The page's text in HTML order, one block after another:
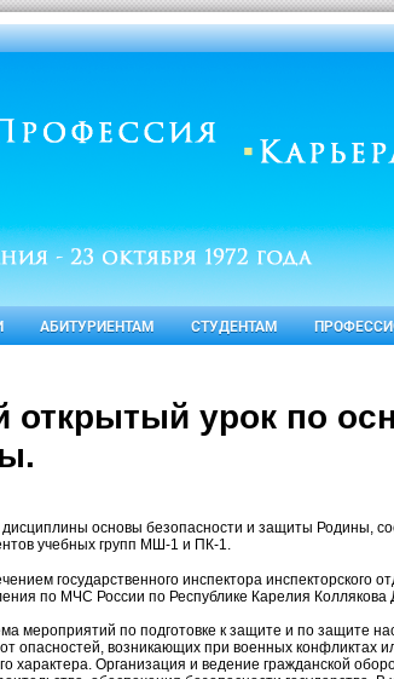
АБИТУРИЕНТАМ СТУДЕНТАМ
открытый урок по
основы безопасности и защиты Родины,
учебных групп МШ-1 и ПК-1.
государственного инспектора инспекторского
по МЧС России по Республике Карелия Коллякова
мероприятий по подготовке к защите и по защите
опасностей, возникающих при военных конфликтах
характера. Организация и ведение гражданской